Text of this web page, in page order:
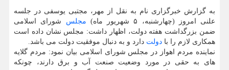
به گزارش خبرگزاری نام به نقل از مهر، مجتبی یوسفی در جلسه
علنی امروز (چهارشنبه، ۵ شهریور ماه)
مجلس شورای اسلامی
ضمن بزرگداشت هفته دولت، اظهار داشت: مجلس نشان داده است
همکاری لازم را با دولت دارد و به دنبال موفقیت دولت می باشد.
نماینده مردم اهواز در مجلس شورای اسلامی بیان نمود: مردم گلایه
های به حقی در مورد وضعیت صنعت آب و برق دارند، چونکه